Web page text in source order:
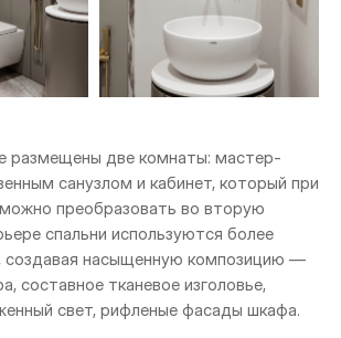
размещены две комнаты: мастер-
санузлом и кабинет, который при
преобразовать во вторую
спальни используются более
создавая насыщенную композицию —
составное тканевое изголовье,
свет, рифленые фасады шкафа.